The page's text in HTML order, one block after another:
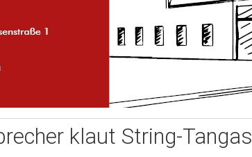
klaut String-Tangas